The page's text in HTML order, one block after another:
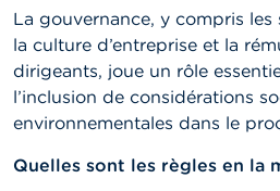
o
s
C
o
t
La gouvernance, y compris
la culture d’entreprise et la
dirigeants, joue un rôle
l’inclusion de considérations
environnementales dans le
Quelles sont les règles en la